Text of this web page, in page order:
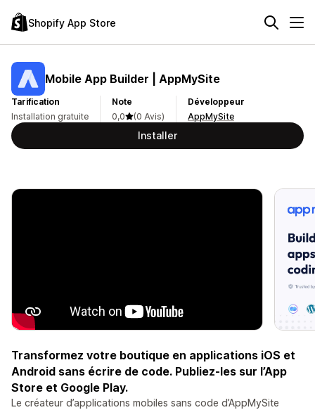
Shopify App Store
Mobile App Builder | AppMySite
Tarification
Installation gratuite
Note
0,0
(0 Avis)
Développeur
AppMySite
Installer
Transformez votre boutique en applications iOS et
Android sans écrire de code. Publiez-les sur l’App
Store et Google Play.
Le créateur d’applications mobiles sans code d’AppMySite